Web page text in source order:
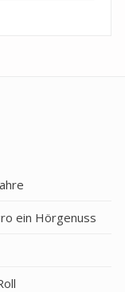
ein Hörgenuss